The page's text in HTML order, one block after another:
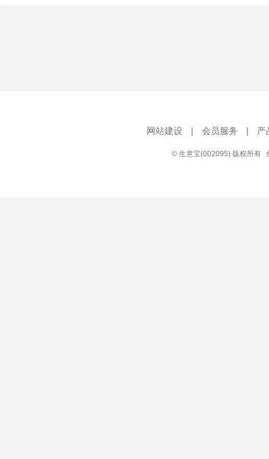
网站建设 | 会员服务 | 产
© 生意宝(002095) 版权所有